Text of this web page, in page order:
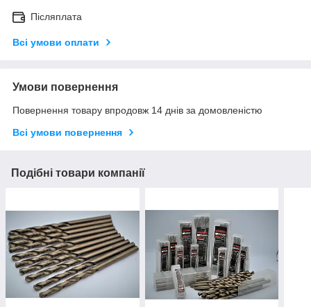
Післяплата
Всі умови оплати
Умови повернення
Повернення товару впродовж 14 днів за домовленістю
Всі умови повернення
Подібні товари компанії